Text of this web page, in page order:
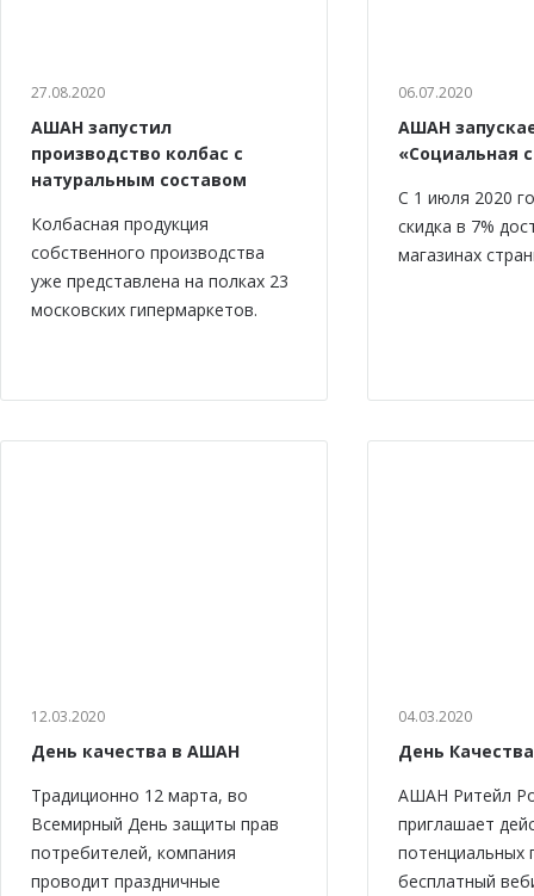
27.08.2020
АШАН запустил
производство колбас с
натуральным составом
Колбасная продукция
собственного производства
уже представлена на полках 23
московских гипермаркетов.
06.07.2020
АШАН
«Социальная
С 1 июля 2020
скидка в 7%
магазинах
12.03.2020
День качества в АШАН
Традиционно 12 марта, во
Всемирный День защиты прав
потребителей, компания
проводит праздничные
04.03.2020
День
АШАН Ритейл
приглашает
потенциальных
бесплатный